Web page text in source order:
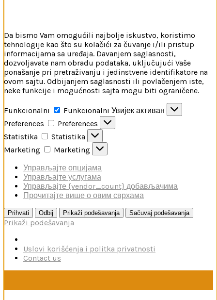
Da bismo Vam omogućili najbolje iskustvo, koristimo
tehnologije kao što su kolačići za čuvanje i/ili pristup
informacijama sa uređaja. Davanjem saglasnosti,
dozvoljavate nam obradu podataka, uključujući Vaše
ponašanje pri pretraživanju i jedinstvene identifikatore na
ovom sajtu. Odbijanjem saglasnosti ili povlačenjem iste,
neke funkcije i mogućnosti sajta mogu biti ograničene.
Funkcionalni Funkcionalni Увијек активан
Preferences
Preferences
Statistika
Statistika
Marketing
Marketing
Управљајте опцијама
Управљајте услугама
Управљајте {vendor_count} добављачима
Прочитајте више о овим сврхама
Prihvati Odbij Prikaži podešavanja Sačuvaj podešavanja
Prikaži podešavanja
Uslovi korišćenja i politka privatnosti
Contact us